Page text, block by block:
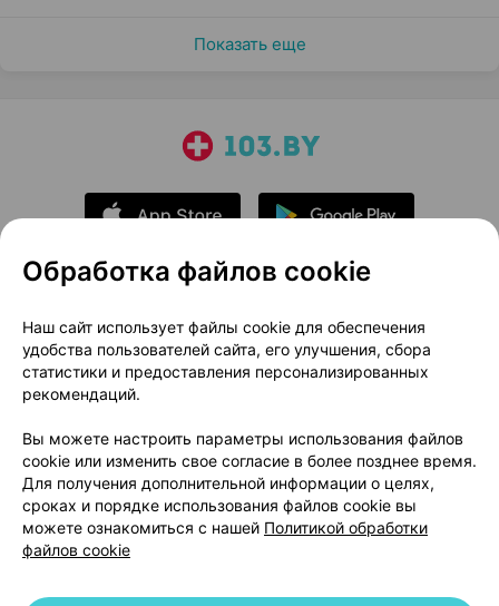
Показать еще
О проекте
Новости проекта
Размещение рекламы
Медицинский маркетинг
Публичный договор
Доставка
Способы оплаты
Вакансии
Партнеры
Написать руководителю 103.by
Написать в поддержку
Персональные настройки Cookie
Обработка файлов cookie
Наш сайт использует файлы cookie для обеспечения
удобства пользователей сайта, его улучшения, сбора
статистики и предоставления персонализированных
рекомендаций.
Вы можете настроить параметры использования файлов
cookie или изменить свое согласие в более позднее время.
Для получения дополнительной информации о целях,
сроках и порядке использования файлов cookie вы
можете ознакомиться с нашей Политикой обработки
файлов cookie